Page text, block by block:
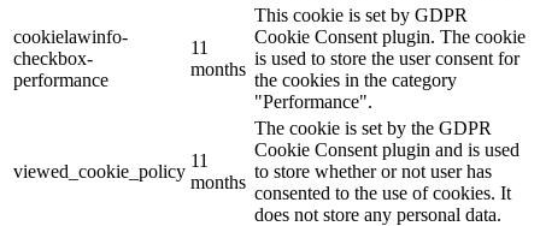
cookielawinfo-
checkbox-
performance
11
months
This cookie is set by GDPR
Cookie Consent plugin. The cookie
is used to store the user consent for
the cookies in the category
"Performance".
viewed_cookie_policy
11
months
The cookie is set by the GDPR
Cookie Consent plugin and is used
to store whether or not user has
consented to the use of cookies. It
does not store any personal data.